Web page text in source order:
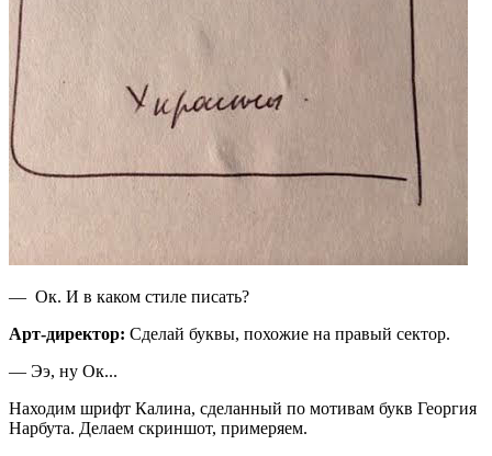
— Ок. И в каком стиле писать?
Арт-директор: Сделай буквы, похожие на правый сектор.
— Ээ, ну Ок...
Находим шрифт Калина, сделанный по мотивам букв Георгия
Нарбута. Делаем скриншот, примеряем.